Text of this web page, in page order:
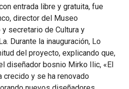
entrada libre y gratuita, fue
director del Museo
secretario de Cultura y
Durante la inauguración, Lo
del proyecto, explicando que,
diseñador bosnio Mirko Ilic, «El
crecido y se ha renovado